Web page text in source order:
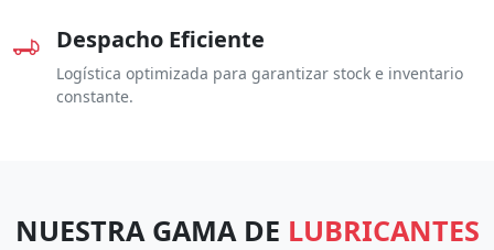
Despacho Eficiente
Logística optimizada para garantizar stock e inventario
constante.
NUESTRA GAMA DE LUBRICANTES